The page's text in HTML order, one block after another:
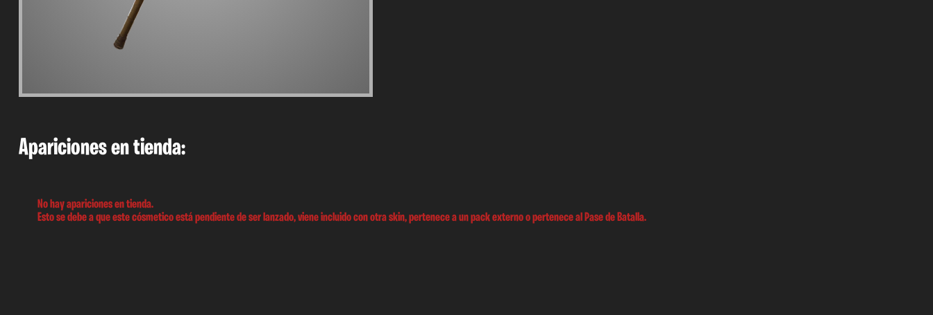
Apariciones en tienda:
No hay apariciones en tienda.
Esto se debe a que este cósmetico está pendiente de ser lanzado, viene incluido con otra skin, pertenece a un pack externo o pertenece al Pase de Batalla.